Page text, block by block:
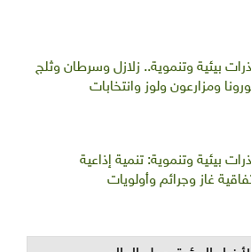
بيئية وتنموية.. زلازل وسرطان وثلج
ومزارعون ولوز وانتخابات
بيئية وتنموية: تنمية إذاعية
غاز وجرائم وأولويات